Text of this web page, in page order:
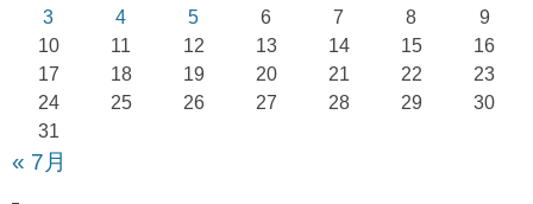
3
4 5 6 7 8
9
10
11 12 13 14 15
16
17
18 19 20 21 22
23
24
25 26 27 28 29
30
31
« 7月